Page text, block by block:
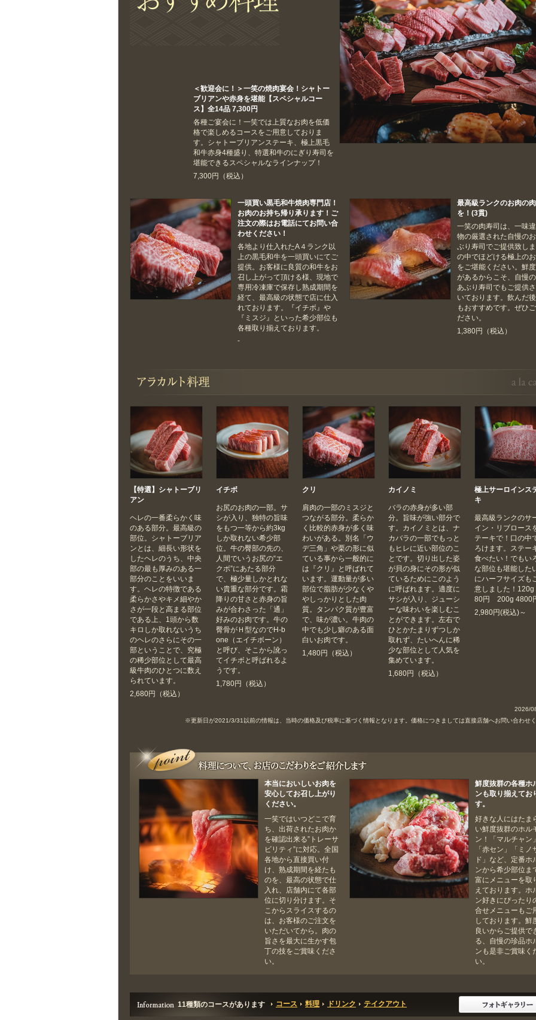
＜歓迎会に！＞一笑の焼肉宴会！シャトー
ブリアンや赤身を堪能【スペシャルコー
ス】全14品 7,300円
各種ご宴会に！一笑では上質なお肉を低価
格で楽しめるコースをご用意しておりま
す。シャトーブリアンステーキ、極上黒毛
和牛赤身4種盛り、特選和牛のにぎり寿司を
堪能できるスペシャルなラインナップ！
7,300円（税込）
一頭買い黒毛和牛焼肉専門店！
お肉のお持ち帰り承ります！ご
注文の際はお電話にてお問い合
わせください！
各地より仕入れたA４ランク以
上の黒毛和牛を一頭買いにてご
提供。お客様に良質の和牛をお
召し上がって頂ける様、現地で
専用冷凍庫で保存し熟成期間を
経て、最高級の状態で店に仕入
れております。『イチボ』や
『ミスジ』といった希少部位も
各種取り揃えております。
-
最高級ランクのお肉の
を！(3貫)
一笑の肉寿司は、一味
物の厳選された自慢の
ぶり寿司でご提供致し
の中でほどける極上の
をご堪能ください。鮮
があるからこそ、自慢
あぶり寿司でもご提供
いております。飲んだ
もおすすめです。ぜひ
ださい。
1,380円（税込）
【特選】シャトーブリ
アン
ヘレの一番柔らかく味
のある部分。最高級の
部位。シャトーブリア
ンとは、細長い形状を
したヘレのうち、中央
部の最も厚みのある一
部分のことをいいま
す。ヘレの特徴である
柔らかさやキメ細やか
さが一段と高まる部位
である上、1頭から数
キロしか取れないうち
のヘレのさらにその一
部ということで、究極
の稀少部位として最高
級牛肉のひとつに数え
られています。
2,680円（税込）
イチボ
お尻のお肉の一部。サ
シが入り、独特の旨味
をもつ一等から約3kg
しか取れない希少部
位。牛の臀部の先の、
人間でいうお尻の“エ
クボ”にあたる部分
で、極少量しかとれな
い貴重な部分です。霜
降りの甘さと赤身の旨
みが合わさった「通」
好みのお肉です。牛の
臀骨がＨ型なのでH-b
one（エイチボーン）
と呼び、そこから訛っ
てイチボと呼ばれるよ
うです。
1,780円（税込）
クリ
肩肉の一部のミスジと
つながる部分。柔らか
く比較的赤身が多く味
わいがある。別名「ウ
デ三角」や栗の形に似
ている事から一般的に
は『クリ』と呼ばれて
います。運動量が多い
部位で脂肪が少なくや
やしっかりとした肉
質。タンパク質が豊富
で、味が濃い。牛肉の
中でも少し癖のある面
白いお肉です。
1,480円（税込）
カイノミ
バラの赤身が多い部
分。旨味が強い部分で
す。カイノミとは、ナ
カバラの一部でもっと
もヒレに近い部位のこ
とです。切り出した姿
が貝の身にその形が似
ているためにこのよう
に呼ばれます。適度に
サシが入り、ジューシ
ーな味わいを楽しむこ
とができます。左右で
ひとかたまりずつしか
取れず、たいへんに稀
少な部位として人気を
集めています。
1,680円（税込）
極上サーロインス
キ
最高級ランクのサ
イン・リブロース
テーキで！口の中
ろけます。ステー
食べたい！でもい
な部位も堪能した
にハーフサイズも
意しました！120g
80円 200g 4800
2,980円(税込)～
2026/
※更新日が2021/3/31以前の情報は、当時の価格及び税率に基づく情報となります。価格につきましては直接店舗へお問い合わせ
本当においしいお肉を
安心してお召し上がり
ください。
一笑ではいつどこで育
ち、出荷されたお肉か
を確認出来る”トレーサ
ビリティ”に対応。全国
各地から直接買い付
け、熟成期間を経たも
のを、最高の状態で仕
入れ、店舗内にて各部
位に切り分けます。そ
こからスライスするの
は、お客様のご注文を
いただいてから。肉の
旨さを最大に生かす包
丁の技をご賞味くださ
い。
鮮度抜群の各種ホ
ンも取り揃えてお
す。
好きな人にはたま
い鮮度抜群のホル
ン！「マルチャン
「赤セン」「ミノ
ド」など、定番ホ
ンから希少部位ま
富にメニューを取
えております。ホ
ン好きにぴったり
合せメニューもご
しております。鮮
良いからご提供で
る、自慢の珍品ホ
ンも是非ご賞味く
い。
11種類のコースがあります コース 料理 ドリンク テイクアウト